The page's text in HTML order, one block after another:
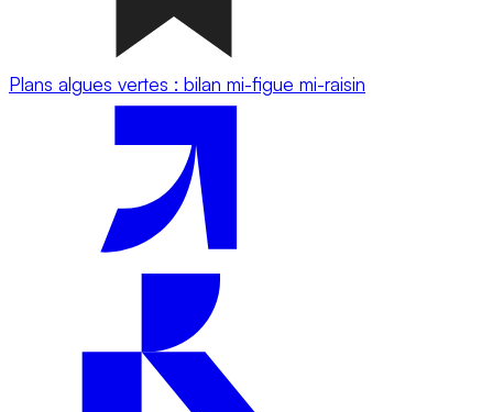
Plans algues vertes : bilan mi-figue mi-raisin